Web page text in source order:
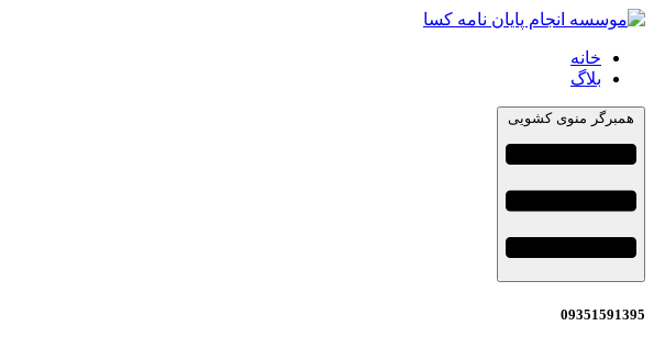
خانه
بلاگ
همبرگر منوی کشویی
09351591395